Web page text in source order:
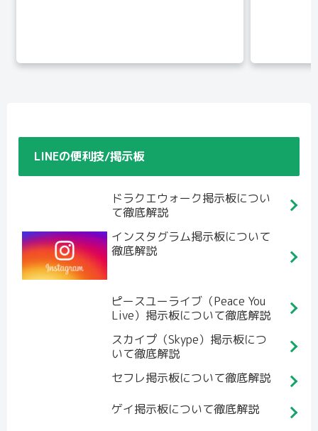
LINEの便利技/掲示板
ドラクエウォーク掲示板につい
て徹底解説
インスタグラム掲示板について
徹底解説
ピースユーライブ（Peace You
Live）掲示板について徹底解説
スカイプ（Skype）掲示板につ
いて徹底解説
セフレ掲示板について徹底解説
ゲイ掲示板について徹底解説